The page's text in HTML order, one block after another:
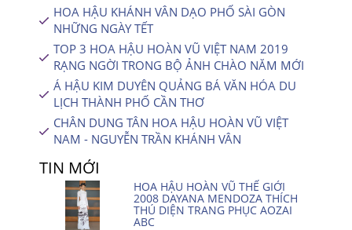
HOA HẬU KHÁNH VÂN DẠO PHỐ SÀI GÒN
NHỮNG NGÀY TẾT
TOP 3 HOA HẬU HOÀN VŨ VIỆT NAM 2019
RẠNG NGỜI TRONG BỘ ẢNH CHÀO NĂM MỚI
Á HẬU KIM DUYÊN QUẢNG BÁ VĂN HÓA DU
LỊCH THÀNH PHỐ CẦN THƠ
CHÂN DUNG TÂN HOA HẬU HOÀN VŨ VIỆT
NAM - NGUYỄN TRẦN KHÁNH VÂN
TIN MỚI
HOA HẬU HOÀN VŨ THẾ GIỚI
2008 DAYANA MENDOZA THÍCH
THÚ DIỆN TRANG PHỤC AOZAI
ABC